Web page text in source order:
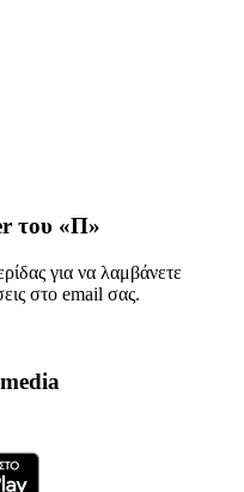
του «Π»
για να λαμβάνετε
στο email σας.